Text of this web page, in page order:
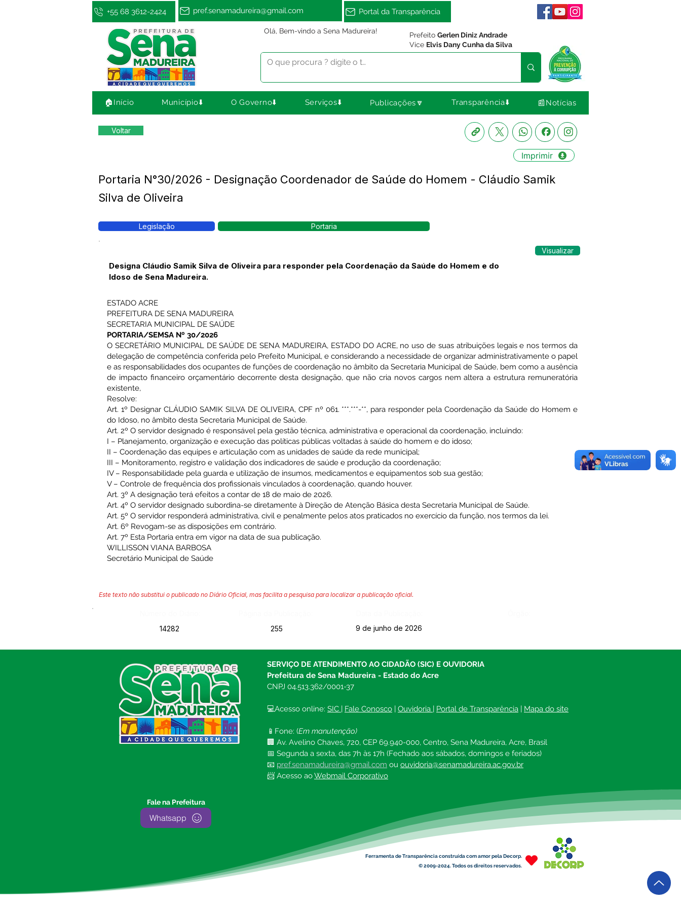
+55 68 3612-2424 pref.senamadureira@gmail.com Portal da Transparência
Olá, Bem-vindo a Sena Madureira! Prefeito Gerlen Diniz Andrade
Vice Elvis Dany Cunha da Silva
🏠Início Município⬇️ O Governo⬇️ Serviços⬇️ Publicações🔽 Transparência⬇️ 📰Notícias
Voltar
Imprimir
Portaria N°30/2026 - Designação Coordenador de Saúde do Homem - Cláudio Samik
Silva de Oliveira
Legislação Portaria
Visualizar
Designa Cláudio Samik Silva de Oliveira para responder pela Coordenação da Saúde do Homem e do
Idoso de Sena Madureira.
ESTADO ACRE
PREFEITURA DE SENA MADUREIRA
SECRETARIA MUNICIPAL DE SAÚDE
PORTARIA/SEMSA Nº 30/2026
O SECRETÁRIO MUNICIPAL DE SAÚDE DE SENA MADUREIRA, ESTADO DO ACRE, no uso de suas atribuições legais e nos termos da
delegação de competência conferida pelo Prefeito Municipal, e considerando a necessidade de organizar administrativamente o papel
e as responsabilidades dos ocupantes de funções de coordenação no âmbito da Secretaria Municipal de Saúde, bem como a ausência
de impacto financeiro orçamentário decorrente desta designação, que não cria novos cargos nem altera a estrutura remuneratória
existente,
Resolve:
Art. 1º Designar CLÁUDIO SAMIK SILVA DE OLIVEIRA, CPF nº 061. ***.***-**, para responder pela Coordenação da Saúde do Homem e
do Idoso, no âmbito desta Secretaria Municipal de Saúde.
Art. 2º O servidor designado é responsável pela gestão técnica, administrativa e operacional da coordenação, incluindo:
I – Planejamento, organização e execução das políticas públicas voltadas à saúde do homem e do idoso;
II – Coordenação das equipes e articulação com as unidades de saúde da rede municipal;
III – Monitoramento, registro e validação dos indicadores de saúde e produção da coordenação;
IV – Responsabilidade pela guarda e utilização de insumos, medicamentos e equipamentos sob sua gestão;
V – Controle de frequência dos profissionais vinculados à coordenação, quando houver.
Art. 3º A designação terá efeitos a contar de 18 de maio de 2026.
Art. 4º O servidor designado subordina-se diretamente à Direção de Atenção Básica desta Secretaria Municipal de Saúde.
Art. 5º O servidor responderá administrativa, civil e penalmente pelos atos praticados no exercício da função, nos termos da lei.
Art. 6º Revogam-se as disposições em contrário.
Art. 7º Esta Portaria entra em vigor na data de sua publicação.
WILLISSON VIANA BARBOSA
Secretário Municipal de Saúde
Este texto não substitui o publicado no Diário Oficial, mas facilita a pesquisa para localizar a publicação oficial.
14282
255 9 de junho de 2026
CIDADÃO (SIC) E OUVIDORIA
Prefeitura de Sena Madureira
CNPJ 04.513.362/0001-37
Av. Avelino Chaves, n° 720, 69940-
Sena Madureira, Acre, Brasil
Fone: +55 (68) 9927-0502
SERVIÇO DE ATENDIMENTO AO CIDADÃO (SIC) E OUVIDORIA
Prefeitura de Sena Madureira - Estado do Acre
CNPJ 04.513.362/0001-37
💻Acesso online: SIC | Fale Conosco | Ouvidoria | Portal de Transparência | Mapa do site
📱Fone: (Em manutenção)
🏢 Av. Avelino Chaves, 720, CEP 69.940-000, Centro, Sena Madureira, Acre, Brasil
📅 Segunda a sexta, das 7h às 17h (Fechado aos sábados, domingos e feriados)
📧 pref.senamadureira@gmail.com ou ouvidoria@senamadureira.ac.gov.br
📨 Acesso ao Webmail Corporativo
Fale na Prefeitura
Whatsapp
Ferramenta de Transparência construída com amor pela Decorp.
© 2009-2024. Todos os direitos reservados.